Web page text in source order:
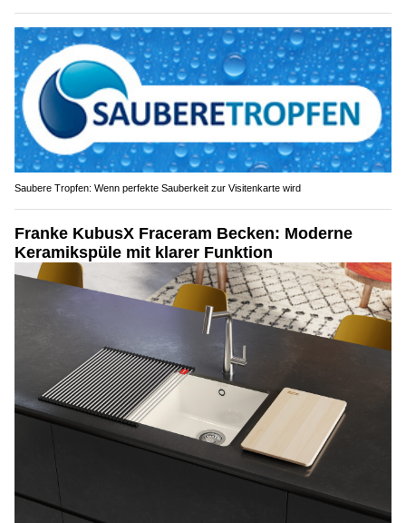
Saubere Tropfen: Wenn perfekte Sauberkeit zur Visitenkarte wird
Franke KubusX Fraceram Becken: Moderne
Keramikspüle mit klarer Funktion